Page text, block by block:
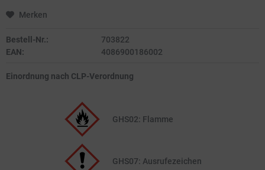
Merken
Bestell-Nr.:
703822
EAN:
4086900186002
Einordnung nach CLP-Verordnung
GHS02: Flamme
GHS07: Ausrufezeichen